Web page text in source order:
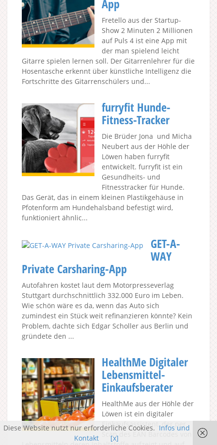
App
Fretello aus der Startup-
Show 2 Minuten 2 Millionen
auf Puls 4 ist eine App mit
der man spielend leicht
Gitarre spielen lernen soll. Der Gitarrenlehrer für die
Hosentasche erkennt über künstliche Intelligenz die
Fortschritte des Gitarrenschülers und...
furryfit Hunde-
Fitness-Tracker
Die Brüder Jona und Micha
Neubert aus der Höhle der
Löwen haben furryfit
entwickelt. furryfit ist ein
Gesundheits- und
Fitnesstracker für Hunde.
Das Gerät, das in einem kleinen Plastikgehäuse in
Pfotenform am Hundehalsband befestigt wird,
funktioniert ähnlic...
GET-A-
WAY
Private Carsharing-App
Autofahren kostet laut dem Motorpresseverlag
Stuttgart durchschnittlich 332.000 Euro im Leben.
Wie schön wäre es da, wenn das Auto sich
zumindest ein Stück weit refinanzieren könnte? Kein
Problem, dachte sich Edgar Scholler aus Berlin und
gründete den ...
HealthMe Digitaler
Lebensmittel-
Einkaufsberater
HealthMe aus der Höhle der
Löwen ist ein digitaler
Einkaufsassistent, der per
Scan des EAN Barcodes von
Diese Website nutzt nur erforderliche Cookies. Infos und
Kontakt
[x]